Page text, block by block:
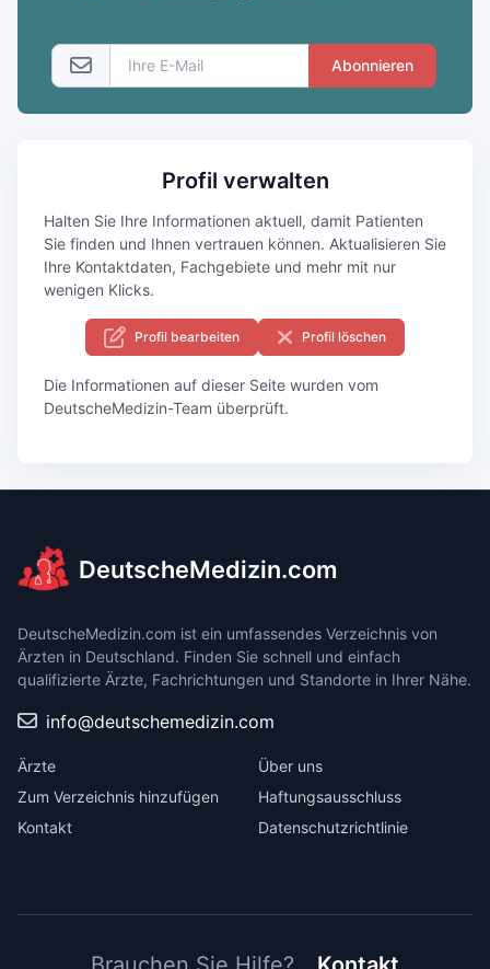
Abonnieren
Profil verwalten
Halten Sie Ihre Informationen aktuell, damit Patienten
Sie finden und Ihnen vertrauen können. Aktualisieren Sie
Ihre Kontaktdaten, Fachgebiete und mehr mit nur
wenigen Klicks.
Profil bearbeiten Profil löschen
Die Informationen auf dieser Seite wurden vom
DeutscheMedizin-Team überprüft.
DeutscheMedizin.com
DeutscheMedizin.com ist ein umfassendes Verzeichnis von
Ärzten in Deutschland. Finden Sie schnell und einfach
qualifizierte Ärzte, Fachrichtungen und Standorte in Ihrer Nähe.
info@deutschemedizin.com
Ärzte
Zum Verzeichnis hinzufügen
Kontakt
Über uns
Haftungsausschluss
Datenschutzrichtlinie